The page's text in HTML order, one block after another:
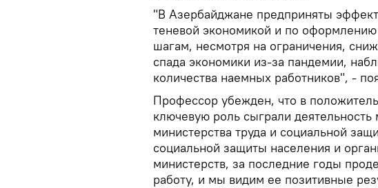
"В Азербайджане предприняты
теневой экономикой и по оформлению
шагам, несмотря на ограничения,
спада экономики из-за пандемии,
количества наемных работников", -
Профессор убежден, что в
ключевую роль сыграли деятельность
министерства труда и социальной
социальной защиты населения и
министерств, за последние годы
работу, и мы видим ее позитивные